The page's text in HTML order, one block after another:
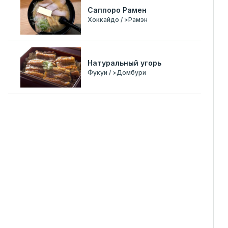
Саппоро Рамен
Хоккайдо / >Рамэн
Натуральный угорь
Фукуи / >Домбури